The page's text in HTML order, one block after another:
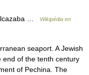
…
Wikipédia en
seaport. A Jewish
end of the tenth century
of Pechina. The